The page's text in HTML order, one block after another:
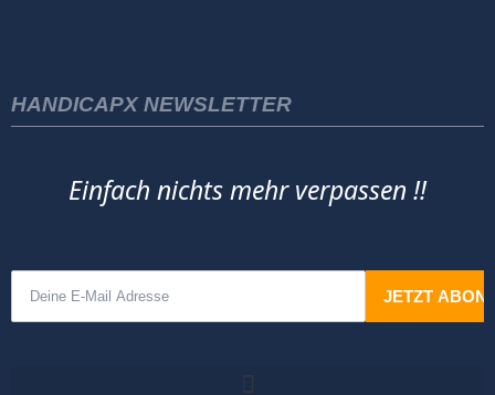
HANDICAPX NEWSLETTER
Einfach nichts mehr verpassen !!